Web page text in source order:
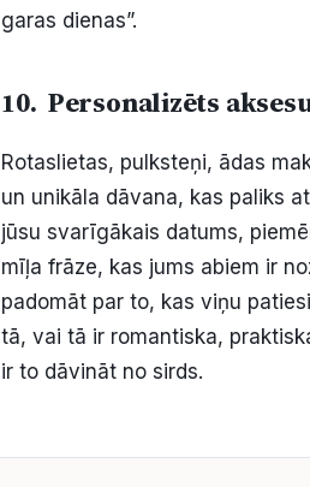
garas dienas”.
10. Personalizēts
Rotaslietas, pulksteņi, ādas
un unikāla dāvana, kas paliks
jūsu svarīgākais datums,
mīļa frāze, kas jums abiem ir
padomāt par to, kas viņu
tā, vai tā ir romantiska,
ir to dāvināt no sirds.